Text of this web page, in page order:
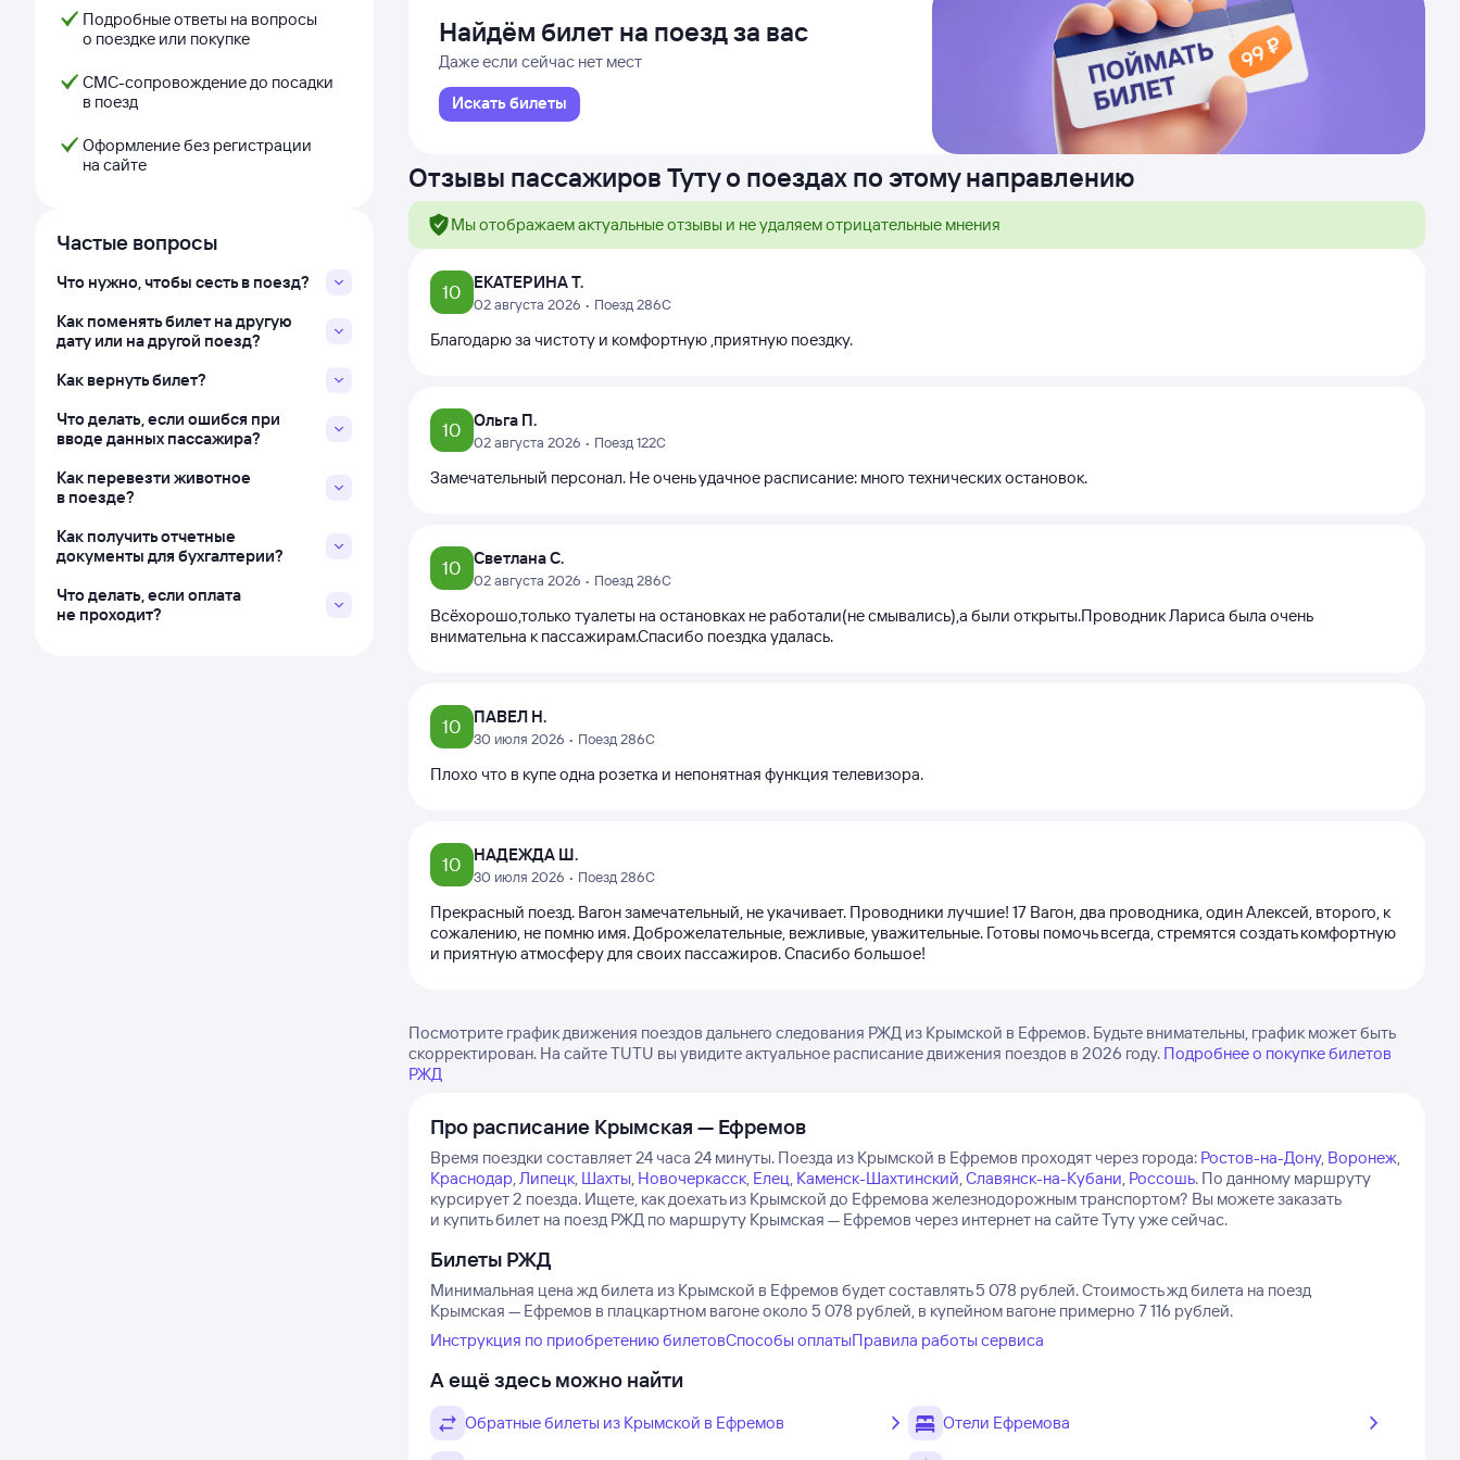
Подробные ответы на вопросы
о поездке или покупке
СМС-сопровождение до посадки
в поезд
Оформление без регистрации
на сайте
Частые вопросы
Что нужно, чтобы сесть в поезд?
Как поменять билет на другую
дату или на другой поезд?
Как вернуть билет?
Что делать, если ошибся при
вводе данных пассажира?
Как перевезти животное
в поезде?
Как получить отчетные
документы для бухгалтерии?
Что делать, если оплата
не проходит?
Найдём билет на поезд за вас
Даже если сейчас нет мест
Искать билеты
Отзывы пассажиров Туту о поездах по этому направлению
Мы отображаем актуальные отзывы и не удаляем отрицательные мнения
10 ЕКАТЕРИНА Т.
02 августа 2026 • Поезд 286С
Благодарю за чистоту и комфортную ,приятную поездку.
10 Ольга П.
02 августа 2026 • Поезд 122С
Замечательный персонал. Не очень удачное расписание: много технических остановок.
10 Светлана С.
02 августа 2026 • Поезд 286С
Всёхорошо,только туалеты на остановках не работали(не смывались),а были открыты.Проводник Лариса была очень
внимательна к пассажирам.Спасибо поездка удалась.
10 ПАВЕЛ Н.
30 июля 2026 • Поезд 286С
Плохо что в купе одна розетка и непонятная функция телевизора.
10 НАДЕЖДА Ш.
30 июля 2026 • Поезд 286С
Прекрасный поезд. Вагон замечательный, не укачивает. Проводники лучшие! 17 Вагон, два проводника, один Алексей, второго, к
сожалению, не помню имя. Доброжелательные, вежливые, уважительные. Готовы помочь всегда, стремятся создать комфортную
и приятную атмосферу для своих пассажиров. Спасибо большое!
Посмотрите график движения поездов дальнего следования РЖД из Крымской в Ефремов. Будьте внимательны, график может быть
скорректирован. На сайте TUTU вы увидите актуальное расписание движения поездов в 2026 году. Подробнее о покупке билетов
РЖД
Про расписание Крымская — Ефремов
Время поездки составляет 24 часа 24 минуты. Поезда из Крымской в Ефремов проходят через города: Ростов-на-Дону, Воронеж,
Краснодар,Липецк, Шахты, Новочеркасск, Елец, Каменск-Шахтинский,Славянск-на-Кубани, Россошь. По данному маршруту
курсирует 2 поезда. Ищете, как доехать из Крымской до Ефремова железнодорожным транспортом? Вы можете заказать
и купить билет на поезд РЖД по маршруту Крымская — Ефремов через интернет на сайте Туту уже сейчас.
Билеты РЖД
Минимальная цена жд билета из Крымской в Ефремов будет составлять 5 078 рублей.Стоимость жд билета на поезд
Крымская — Ефремов в плацкартном вагоне около 5 078 рублей, в купейном вагоне примерно 7 116 рублей.
Инструкция по приобретению билетовСпособы оплатыПравила работы сервиса
А ещё здесь можно найти
Обратные билеты из Крымской в Ефремов Отели Ефремова